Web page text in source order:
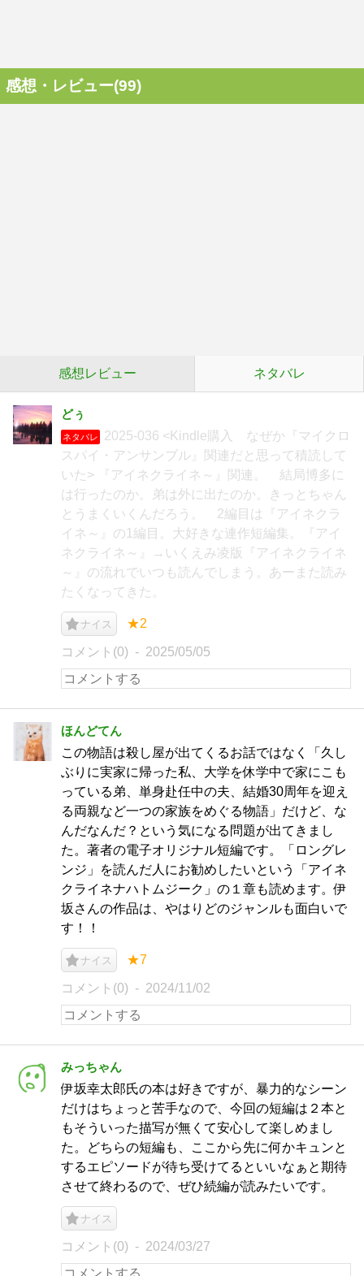
感想・レビュー(99)
感想レビュー ネタバレ
どぅ
ネタバレ
2025-036 <Kindle購入 なぜか『マイクロ
スパイ・アンサンブル』関連だと思って積読して
いた> 『アイネクライネ～』関連。 結局博多に
は行ったのか。弟は外に出たのか。きっとちゃん
とうまくいくんだろう。 2編目は『アイネクラ
イネ～』の1編目。大好きな連作短編集。『アイ
ネクライネ～』→いくえみ凌版『アイネクライネ
～』の流れでいつも読んでしまう。あーまた読み
たくなってきた。
ナイス ★2
コメント(0) 2025/05/05
ほんどてん
この物語は殺し屋が出てくるお話ではなく「久し
ぶりに実家に帰った私、大学を休学中で家にこも
っている弟、単身赴任中の夫、結婚30周年を迎え
る両親など一つの家族をめぐる物語」だけど、な
んだなんだ？という気になる問題が出てきまし
た。著者の電子オリジナル短編です。「ロングレ
ンジ」を読んだ人にお勧めしたいという「アイネ
クライネナハトムジーク」の１章も読めます。伊
坂さんの作品は、やはりどのジャンルも面白いで
す！！
ナイス ★7
コメント(0) 2024/11/02
みっちゃん
伊坂幸太郎氏の本は好きですが、暴力的なシーン
だけはちょっと苦手なので、今回の短編は２本と
もそういった描写が無くて安心して楽しめまし
た。どちらの短編も、ここから先に何かキュンと
するエピソードが待ち受けてるといいなぁと期待
させて終わるので、ぜひ続編が読みたいです。
ナイス
コメント(0) 2024/03/27